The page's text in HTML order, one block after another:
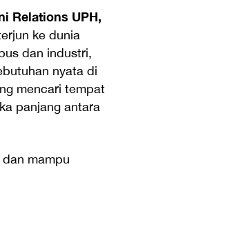
Relations UPH,
ke dunia
dan industri,
nyata di
mencari tempat
panjang antara
mampu